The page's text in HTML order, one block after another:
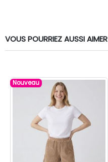
VOUS POURRIEZ AUSSI AIMER
Nouveau